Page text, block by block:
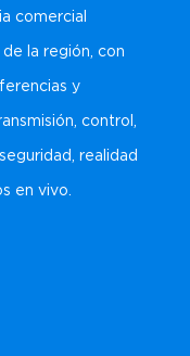
comercial
la región, con
y
control,
realidad
en vivo.